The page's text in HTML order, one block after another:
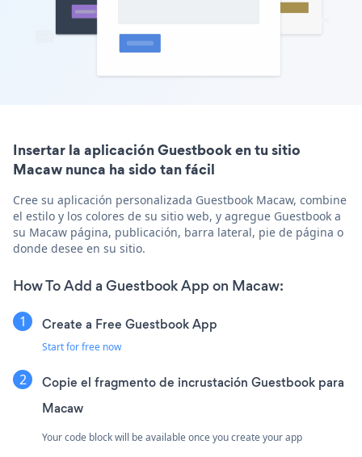
Insertar la aplicación Guestbook en tu sitio
Macaw nunca ha sido tan fácil
Cree su aplicación personalizada Guestbook Macaw, combine
el estilo y los colores de su sitio web, y agregue Guestbook a
su Macaw página, publicación, barra lateral, pie de página o
donde desee en su sitio.
How To Add a Guestbook App on Macaw:
Create a Free Guestbook App
Start for free now
Copie el fragmento de incrustación Guestbook para
Macaw
Your code block will be available once you create your app